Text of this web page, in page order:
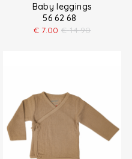
Baby leggings
56 62 68
€ 7.00 € 14.90